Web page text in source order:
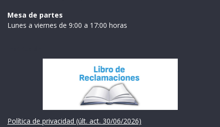
Mesa de partes
Lunes a viernes de 9:00 a 17:00 horas
Política de privacidad (últ. act. 30/06/2026)